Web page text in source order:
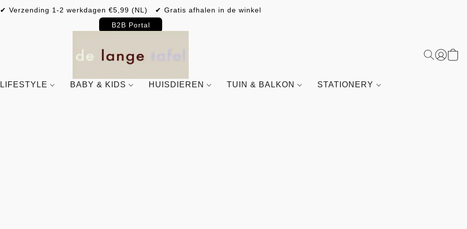
✔ Verzending 1-2 werkdagen €5,99 (NL) ✔ Gratis afhalen in de winkel
B2B Portal
LIFESTYLE BABY & KIDS HUISDIEREN TUIN & BALKON STATIONERY